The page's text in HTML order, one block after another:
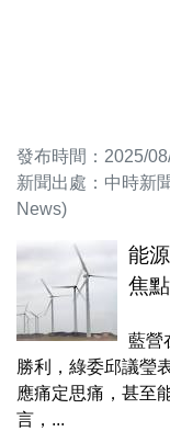
發布時間：2025/
新聞出處：中時新
News)
能
焦
藍營
勝利，綠委邱議瑩
應痛定思痛，甚至
言，...